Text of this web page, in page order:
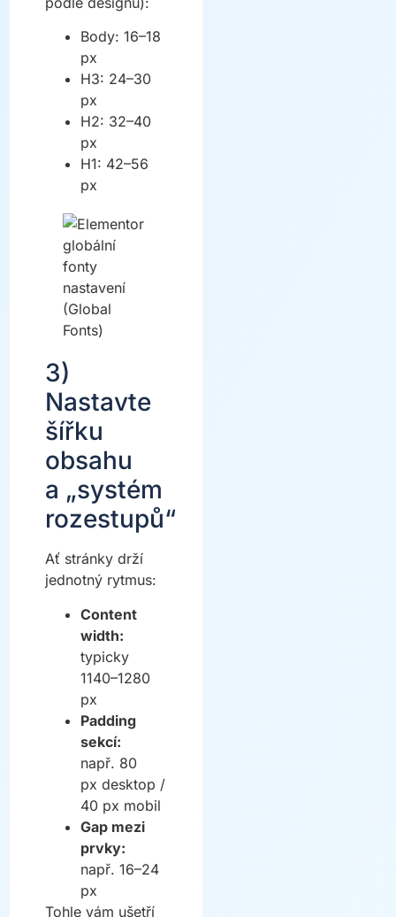
Body: 16–18
px
H3: 24–30
px
H2: 32–40
px
H1: 42–56
px
3)
Nastavte
šířku
obsahu
a „systém
rozestupů“
Ať stránky drží
jednotný rytmus:
Content
width:
typicky
1140–1280
px
Padding
sekcí:
např. 80
px desktop /
40 px mobil
Gap mezi
prvky:
např. 16–24
px
Tohle vám ušetří